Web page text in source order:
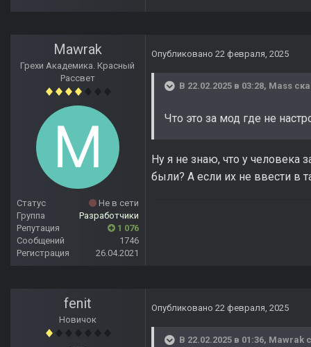
Mawrak
Грехи Академика. Красный
Рассвет
Статус
Не в сети
Группа
Разработчики
Репутация
1 076
Сообщений
1746
Регистрация
26.04.2021
Опубликовано 22 февраля, 2025
В 22.02.2025 в 03:28, Mass
Что это за мод где не
Ну я не знаю, что у
были? А если их не ввести в
fenit
Новичок
Опубликовано 22 февраля, 2025
В 22.02.2025 в 01:36, Mawrak